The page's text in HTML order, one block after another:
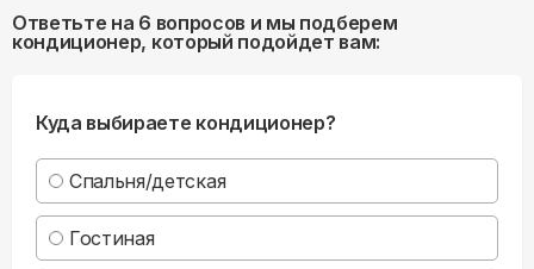
Ответьте на 6 вопросов и мы подберем
кондиционер, который подойдет вам:
Куда выбираете кондиционер?
Спальня/детская
Гостиная